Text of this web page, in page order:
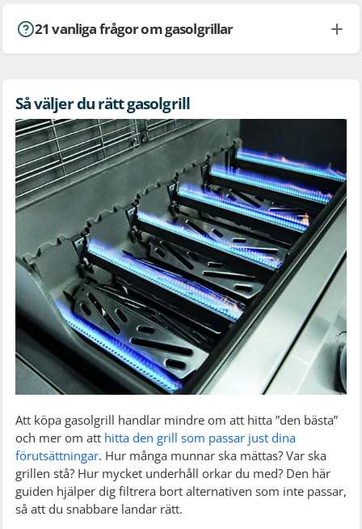
21 vanliga frågor om gasolgrillar
Så väljer du rätt gasolgrill
Att köpa gasolgrill handlar mindre om att hitta ”den bästa”
och mer om att hitta den grill som passar just dina
förutsättningar. Hur många munnar ska mättas? Var ska
grillen stå? Hur mycket underhåll orkar du med? Den här
guiden hjälper dig filtrera bort alternativen som inte passar,
så att du snabbare landar rätt.